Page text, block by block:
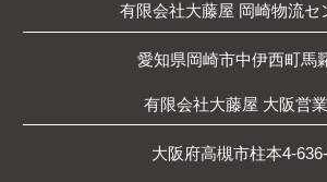
有限会社大藤屋 岡崎物流セ
愛知県岡崎市中伊西町馬
有限会社大藤屋 大阪営
大阪府高槻市柱本4-